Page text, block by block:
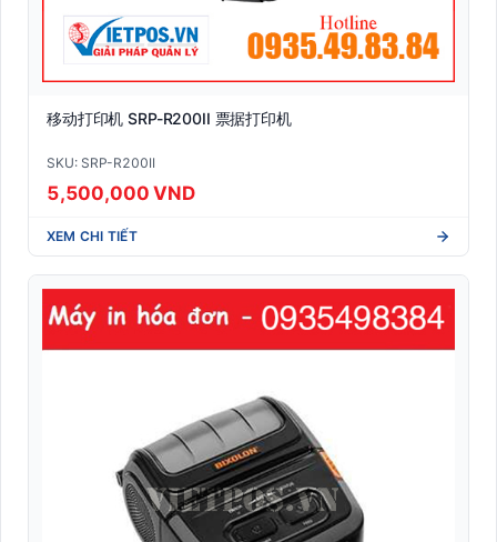
移动打印机 SRP-R200II 票据打印机
SKU: SRP-R200II
5,500,000 VND
XEM CHI TIẾT